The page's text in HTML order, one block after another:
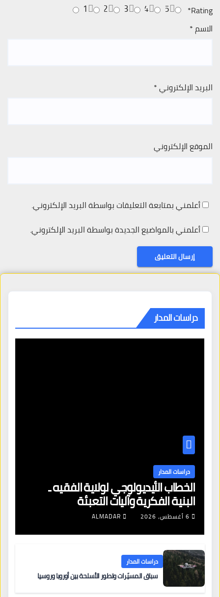
Rating
*
5
4
3
2
1
الاسم*
البريد الإلكتروني*
الموقع الإلكتروني
أعلمني بمتابعة التعليقات بواسطة البريد الإلكتروني.
أعلمني بالمواضيع الجديدة بواسطة البريد الإلكتروني.
دراسات المدار
دراسات المدار
الخطاب الأيديولوجي لولاية الفقيه ـ
البنية الفكرية وآليات التعبئة
6 أغسطس، 2026 ALMADAR
دراسات المدار
سباق المسيّرات وتطور الأسلحة بين أوروبا وروسيا